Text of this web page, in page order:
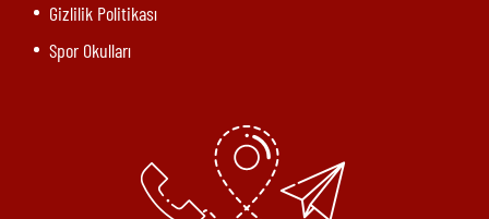
Gizlilik Politikası
Spor Okulları